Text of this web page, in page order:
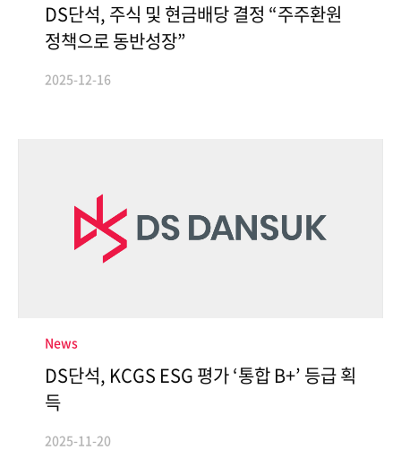
인재채용
DS단석, 주식 및 현금배당 결정 “주주환원
정책으로 동반성장”
2025-12-16
News
DS단석, KCGS ESG 평가 ‘통합 B+’ 등급 획
득
2025-11-20